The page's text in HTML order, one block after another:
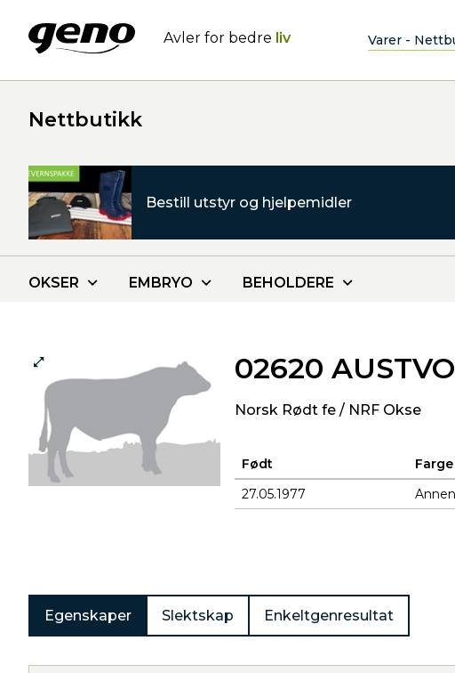
Avler for bedre liv Varer -
Nettbutikk
Bestill utstyr og hjelpemidler
OKSER EMBRYO BEHOLDERE
02620
Norsk Rødt fe / NRF Okse
Født Farge
27.05.1977
Annen
Egenskaper Slektskap Enkeltgenresultat